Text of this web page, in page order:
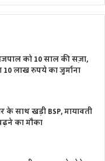
को 10 साल की सज़ा,
10 लाख रुपये का जुर्माना
के साथ खड़ी BSP, मायावती
का मौका